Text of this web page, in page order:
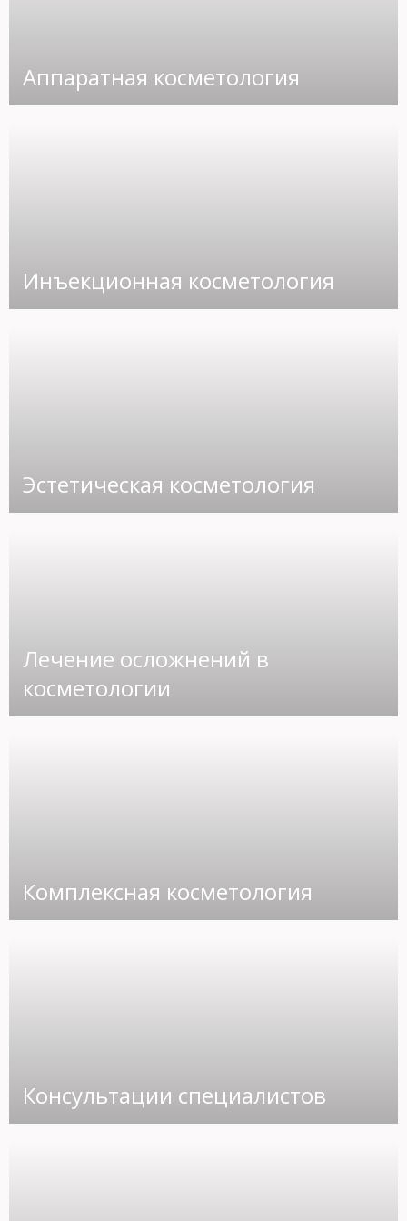
Аппаратная косметология
Инъекционная косметология
Эстетическая косметология
Лечение осложнений в
косметологии
Комплексная косметология
Консультации специалистов